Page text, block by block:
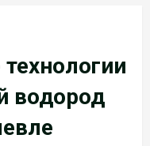
водород